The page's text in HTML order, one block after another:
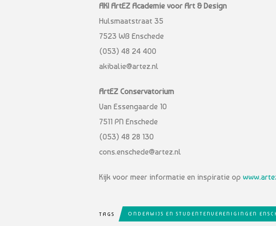
AKI ArtEZ Academie voor Art & Design
Hulsmaatstraat 35
7523 WB Enschede
(053) 48 24 400
akibalie@artez.nl
ArtEZ Conservatorium
Van Essengaarde 10
7511 PN Enschede
(053) 48 28 130
cons.enschede@artez.nl
Kijk voor meer informatie en inspiratie op
TAGS ONDERWIJS EN STUDENTENVERENIGINGEN